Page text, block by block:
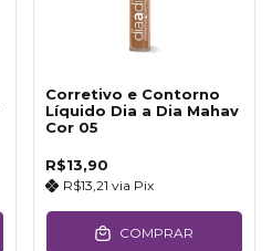
Corretivo e Contorno
Líquido Dia a Dia Mahav
Cor 05
R$13,90
R$13,21 via Pix
COMPRAR